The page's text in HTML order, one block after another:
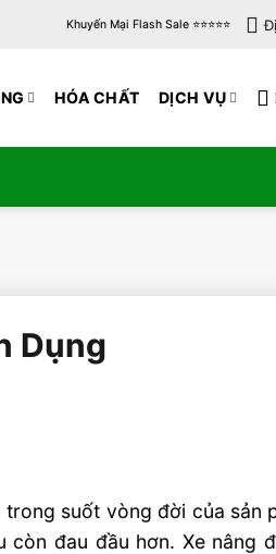
Khuyến Mại Flash Sale ⭐️⭐️⭐️⭐️⭐️
HÓA CHẤT DỊCH VỤ
Dụng
suốt vòng đời của sản
đau đầu hơn. Xe nâng